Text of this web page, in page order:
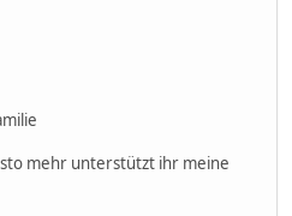
mehr unterstützt ihr meine